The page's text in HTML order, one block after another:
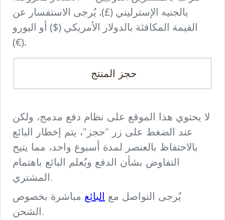
بالجنيه الإسترليني (£). يُرجى الاستفسار عن
القيمة المكافئة بالدولار الأمريكي ($) أو اليورو
(€).
حجز المنتج
لا يحتوي هذا الموقع على نظام دفع مدمج، ولكن
عند الضغط على زر "حجز"، يتم إخطار البائع
بالاحتفاظ بالعنصر لمدة أسبوع واحد، مما يتيح
التفاوض بشأن الدفع ويُعلم البائع باهتمام
المشتري.
يُرجى التواصل مع البائع مباشرة بخصوص
الشحن.